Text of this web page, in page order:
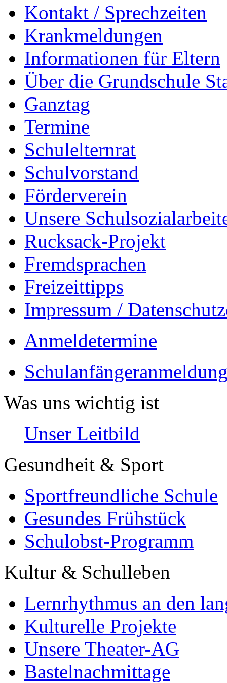
Kontakt / Sprechzeiten
Krankmeldungen
Informationen für Eltern
Über die Grundschule
Ganztag
Termine
Schulelternrat
Schulvorstand
Förderverein
Unsere
Rucksack-Projekt
Fremdsprachen
Freizeittipps
Impressum /
Anmeldetermine
Was uns wichtig ist
Unser Leitbild
Gesundheit & Sport
Sportfreundliche Schule
Gesundes Frühstück
Schulobst-Programm
Kultur & Schulleben
Lernrhythmus an den
Kulturelle Projekte
Unsere Theater-AG
Bastelnachmittage